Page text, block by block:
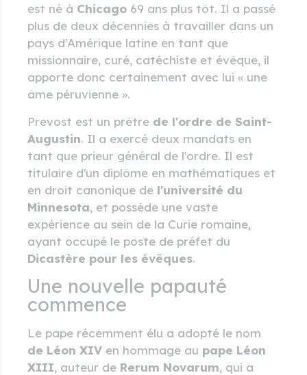
est né à Chicago 69 ans plus tôt. Il a passé
plus de deux décennies à travailler dans un
pays d'Amérique latine en tant que
missionnaire, curé, catéchiste et évêque, il
apporte donc certainement avec lui « une
âme péruvienne ».
Prevost est un prêtre de l'ordre de Saint-
Augustin. Il a exercé deux mandats en
tant que prieur général de l'ordre. Il est
titulaire d'un diplôme en mathématiques et
en droit canonique de l'université du
Minnesota, et possède une vaste
expérience au sein de la Curie romaine,
ayant occupé le poste de préfet du
Dicastère pour les évêques.
Une nouvelle papauté
commence
Le pape récemment élu a adopté le nom
de Léon XIV en hommage au pape Léon
XIII, auteur de Rerum Novarum, qui a